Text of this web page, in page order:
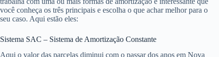
você conheça os três principais e escolha o que achar melhor para o
seu caso. Aqui estão eles:
Sistema SAC – Sistema de Amortização Constante
Aqui o valor das parcelas diminui com o passar dos anos em Nova